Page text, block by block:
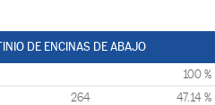
DE ENCINAS DE ABAJO
100 %
264 47.14 %